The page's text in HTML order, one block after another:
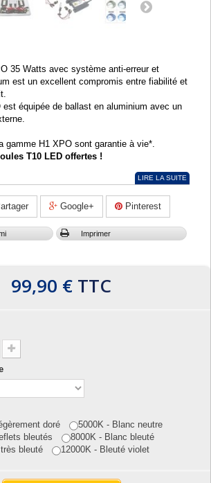
35 Watts avec système anti-erreur et
est un excellent compromis entre fiabilité et
est équipée de ballast en aluminium avec un
gamme H1 XPO sont garantie à vie*.
T10 LED offertes !
LIRE LA SUITE
Google+ Pinterest
Imprimer
99,90 € TTC
doré
5000K - Blanc neutre
bleutés
8000K - Blanc bleuté
bleuté
12000K - Bleuté violet